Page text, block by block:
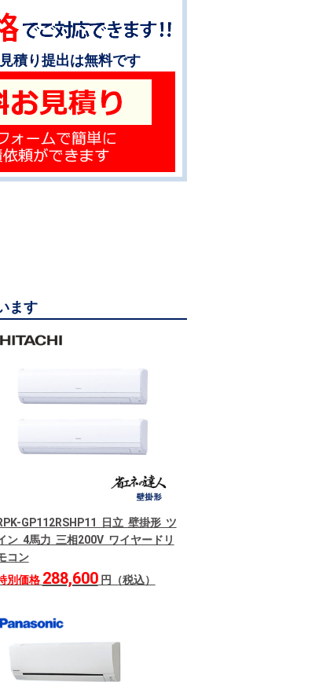
積り提出は無料です
ます
GP112RSHP11 日立 壁掛形 ツ
ン 4馬力 三相200V ワイヤードリ
コン
別価格 288,600円（税込）